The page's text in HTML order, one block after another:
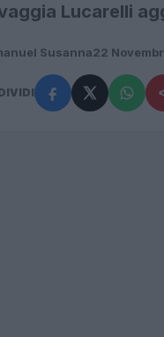
Lucarelli
Susanna22